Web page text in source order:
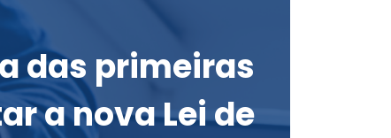
das primeiras
a nova Lei de